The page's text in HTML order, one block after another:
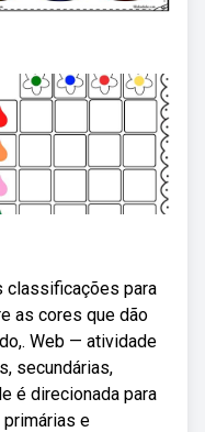
classificações para
as cores que dão
Web — atividade
secundárias,
é direcionada para
e